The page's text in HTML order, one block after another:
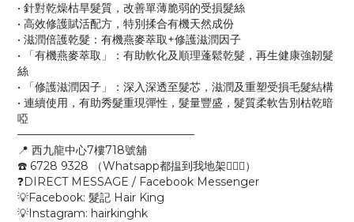
• 針對乾燥枯旱髮質，改善單薄脆弱的受損髮絲
• 高效修護賦活配方，特別揉合有機天然成份
• 滋潤倍護乾髮：有機燕麥萃取+修護滋潤因子
• 「有機燕麥萃取」：有助軟化及順理蓬鬆乾髮，再生健康強韌髮
絲
• 「修護滋潤因子」：深入深透至髮芯，滋潤及重塑受損毛髮結構
• 連續使用，有助秀髮重現彈性，髮量豐盛，髮質柔軟告別枯乾暗
啞
————————————————
📍 西九龍中心7樓718號舖
☎️ 6728 9328 （Whatsapp都揾到我地架💁🏻‍♂️）
❓DIRECT MESSAGE / Facebook Messenger
💡Facebook: 髮記 Hair King
💡Instagram: hairkinghk